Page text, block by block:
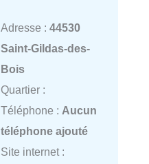
Adresse : 44530
Saint-Gildas-des-
Bois
Quartier :
Téléphone : Aucun
téléphone ajouté
Site internet :